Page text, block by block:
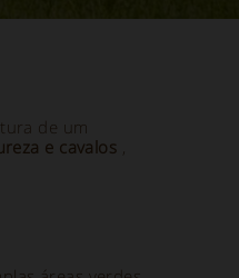
de um
e cavalos ,